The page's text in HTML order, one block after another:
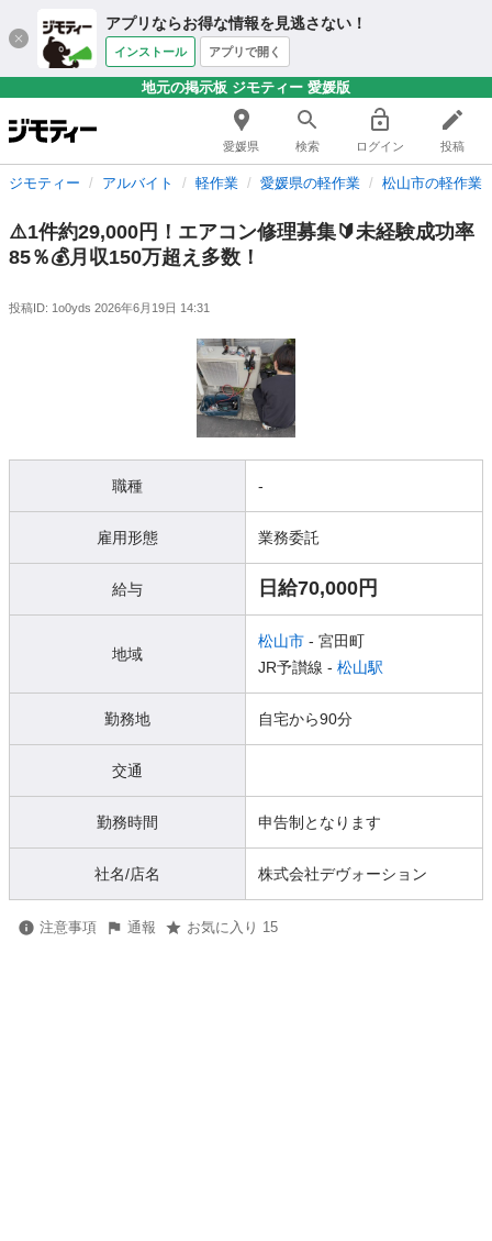
アプリならお得な情報を見逃さない！
インストール アプリで開く
地元の掲示板 ジモティー 愛媛版
愛媛県 検索 ログイン 投稿
ジモティー アルバイト 軽作業 愛媛県の軽作業 松山市の軽作業
⚠️1件約29,000円！エアコン修理募集🔰未経験成功率
85％💰月収150万超え多数！
投稿ID: 1o0yds 2026年6月19日 14:31
職種 -
雇用形態 業務委託
給与 日給70,000円
地域
松山市 - 宮田町
JR予讃線 - 松山駅
勤務地 自宅から90分
交通
勤務時間 申告制となります
社名/店名 株式会社デヴォーション
注意事項 通報 お気に入り 15